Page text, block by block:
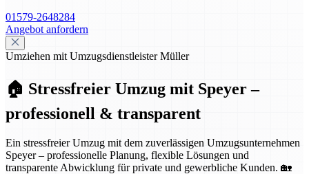
01579-2648284
Angebot anfordern
Umziehen mit Umzugsdienstleister Müller
🏠 Stressfreier Umzug mit Speyer –
professionell & transparent
Ein stressfreier Umzug mit dem zuverlässigen Umzugsunternehmen
Speyer – professionelle Planung, flexible Lösungen und
transparente Abwicklung für private und gewerbliche Kunden. 🏡